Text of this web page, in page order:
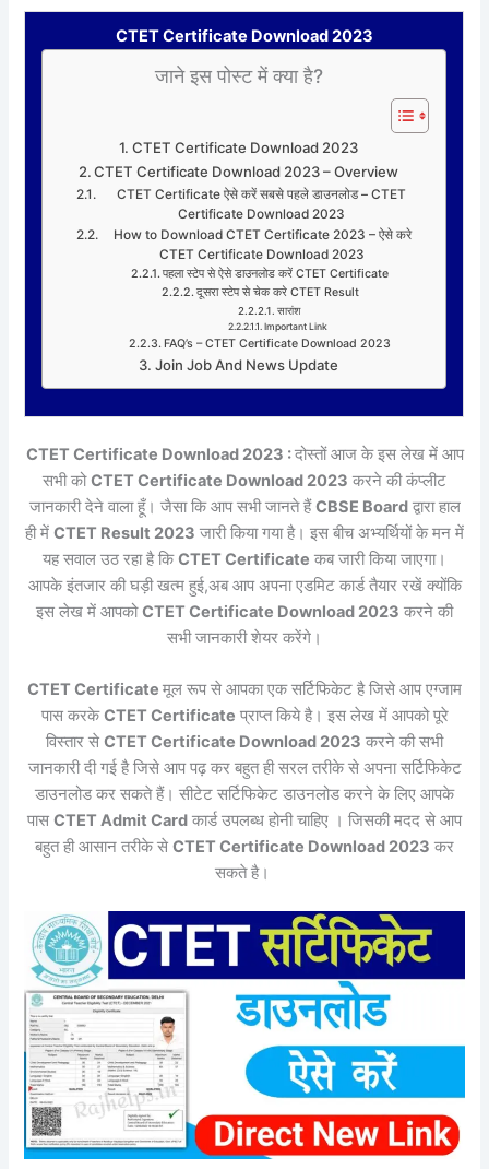
CTET Certificate Download 2023
जाने इस पोस्ट में क्या है?
CTET Certificate Download 2023
CTET Certificate Download 2023 – Overview
CTET Certificate ऐसे करें सबसे पहले डाउनलोड – CTET
Certificate Download 2023
How to Download CTET Certificate 2023 – ऐसे करे
CTET Certificate Download 2023
पहला स्टेप से ऐसे डाउनलोड करें CTET Certificate
दूसरा स्टेप से चेक करे CTET Result
सारांश
Important Link
FAQ’s – CTET Certificate Download 2023
Join Job And News Update
CTET Certificate Download 2023 :दोस्तों आज के इस लेख में आप
सभी कोCTET Certificate Download 2023 करने की कंप्लीट
जानकारी देने वाला हूँ। जैसा कि आप सभी जानते हैंCBSE Boardद्वारा हाल
ही में CTET Result 2023 जारी किया गया है। इस बीच अभ्यर्थियों के मन में
यह सवाल उठ रहा है किCTET Certificate कब जारी किया जाएगा।
आपके इंतजार की घड़ी खत्म हुई,अब आप अपना एडमिट कार्ड तैयार रखें क्योंकि
इस लेख में आपकोCTET Certificate Download 2023 करने की
सभी जानकारी शेयर करेंगे।
CTET Certificate मूल रूप से आपका एक सर्टिफिकेट है जिसे आप एग्जाम
पास करकेCTET Certificate प्राप्त किये है। इस लेख में आपको पूरे
विस्तार से CTET Certificate Download 2023 करने की सभी
जानकारी दी गई है जिसे आप पढ़ कर बहुत ही सरल तरीके से अपना सर्टिफिकेट
डाउनलोड कर सकते हैं। सीटेट सर्टिफिकेट डाउनलोड करने के लिए आपके
पास CTET Admit Card कार्ड उपलब्ध होनी चाहिए । जिसकी मदद से आप
बहुत ही आसान तरीके से CTET Certificate Download 2023 कर
सकते है।